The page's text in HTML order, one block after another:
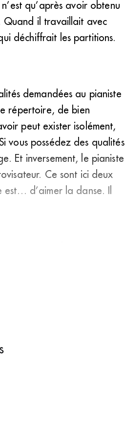
qu’après avoir obtenu
Quand il travaillait avec
déchiffrait les partitions.
demandées au pianiste
répertoire, de bien
peut exister isolément,
vous possédez des qualités
Et inversement, le pianiste
Ce sont ici deux
est… d’aimer la danse. Il